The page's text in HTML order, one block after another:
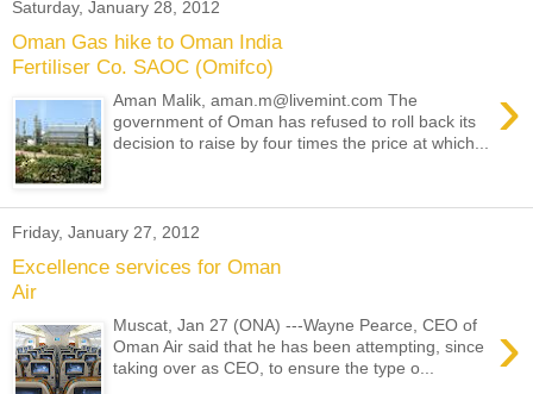
Saturday, January 28, 2012
Oman Gas hike to Oman India
Fertiliser Co. SAOC (Omifco)
›
Aman Malik, aman.m@livemint.com The
government of Oman has refused to roll back its
decision to raise by four times the price at which...
Friday, January 27, 2012
Excellence services for Oman
Air
›
Muscat, Jan 27 (ONA) ---Wayne Pearce, CEO of
Oman Air said that he has been attempting, since
taking over as CEO, to ensure the type o...